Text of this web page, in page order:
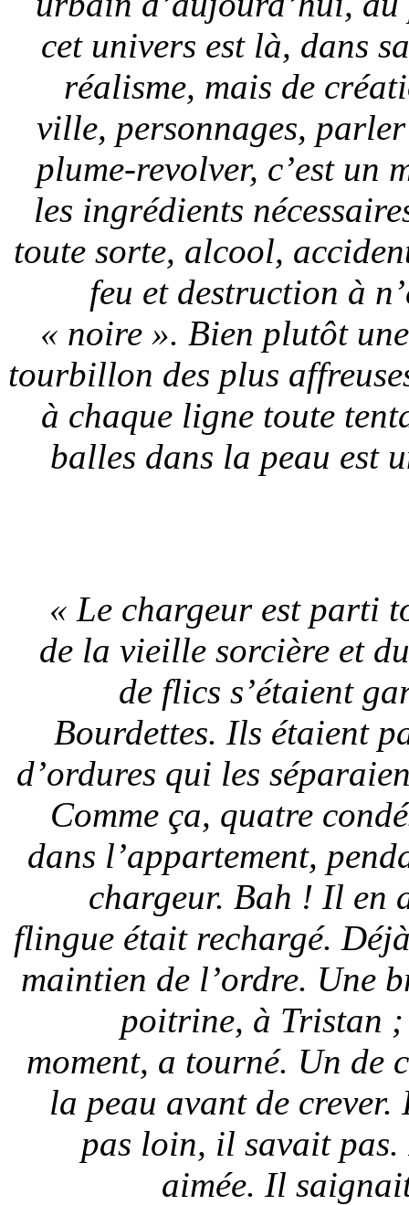
cet univers est là, dans
réalisme, mais de
ville, personnages,
plume-revolver, c’est un
les ingrédients
toute sorte, alcool,
feu et destruction à
« noire ». Bien plutôt
tourbillon des plus
à chaque ligne toute
balles dans la peau est
« Le chargeur est parti
de la vieille sorcière et
de flics s’étaient
Bourdettes. Ils étaient
d’ordures qui les
Comme ça, quatre
dans l’appartement,
chargeur. Bah ! Il en
flingue était rechargé.
maintien de l’ordre. Une
poitrine, à Tristan ;
moment, a tourné. Un de
la peau avant de
pas loin, il savait
aimée. Il